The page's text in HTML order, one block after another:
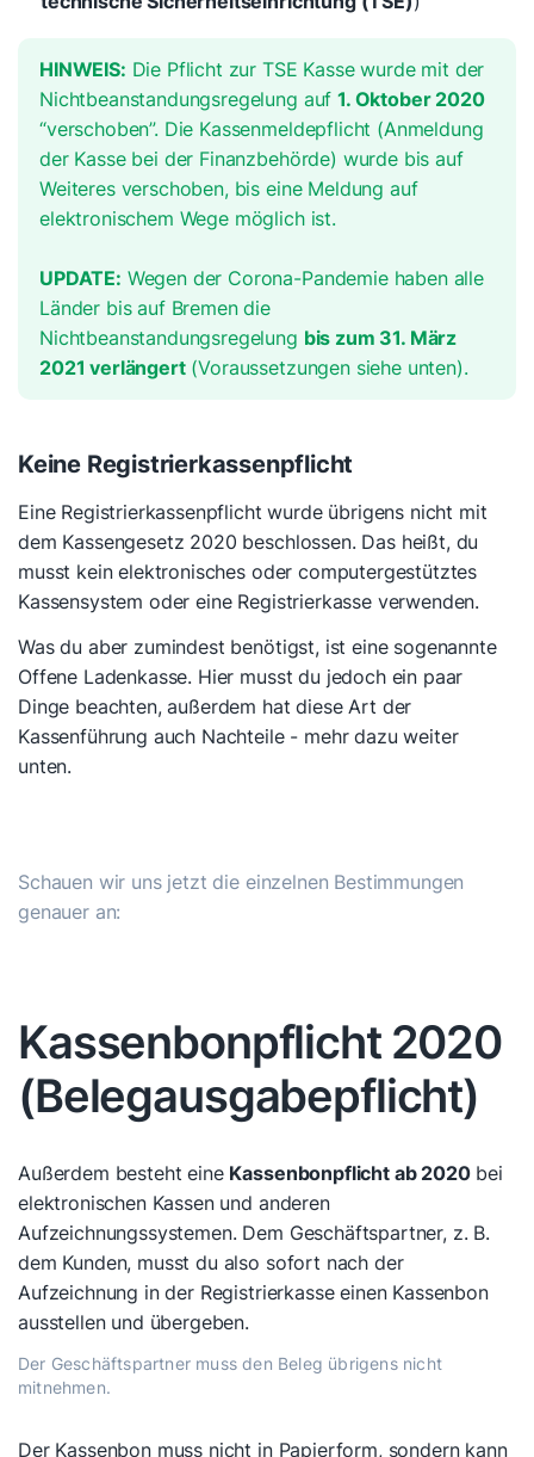
HINWEIS: Die Pflicht zur TSE Kasse wurde mit der
Nichtbeanstandungsregelung auf1. Oktober 2020
“verschoben”. Die Kassenmeldepflicht (Anmeldung
der Kasse bei der Finanzbehörde) wurde bis auf
Weiteres verschoben, bis eine Meldung auf
elektronischem Wege möglich ist.
UPDATE: Wegen der Corona-Pandemie haben alle
Länder bis auf Bremen die
Nichtbeanstandungsregelung bis zum 31. März
2021 verlängert(Voraussetzungen siehe unten).
Keine Registrierkassenpflicht
Eine Registrierkassenpflicht wurde übrigens nicht mit
dem Kassengesetz 2020 beschlossen. Das heißt, du
musst kein elektronisches oder computergestütztes
Kassensystem oder eine Registrierkasse verwenden.
Was du aber zumindest benötigst, ist eine sogenannte
Offene Ladenkasse. Hier musst du jedoch ein paar
Dinge beachten, außerdem hat diese Art der
Kassenführung auch Nachteile - mehr dazu weiter
unten.
Schauen wir uns jetzt die einzelnen Bestimmungen
genauer an:
Kassenbonpflicht 2020
(Belegausgabepflicht)
Außerdem besteht eine Kassenbonpflicht ab 2020bei
elektronischen Kassen und anderen
Aufzeichnungssystemen. Dem Geschäftspartner, z. B.
dem Kunden, musst du also sofort nach der
Aufzeichnung in der Registrierkasse einen Kassenbon
ausstellen und übergeben.
Der Geschäftspartner muss den Beleg übrigens nicht
mitnehmen.
Der Kassenbon muss nicht in Papierform, sondern kann